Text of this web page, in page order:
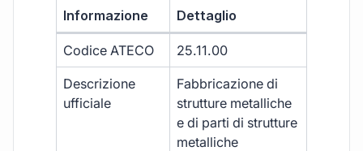
Informazione Dettaglio
Codice ATECO 25.11.00
Descrizione
ufficiale
Fabbricazione di
strutture metalliche
e di parti di strutture
metalliche